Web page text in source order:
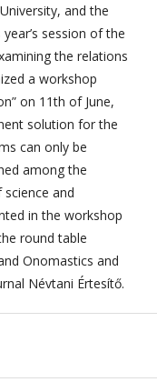
and the
session of the
the relations
a workshop
on 11th of June,
solution for the
can only be
among the
and
in the workshop
round table
Onomastics and
Névtani Értesítő.